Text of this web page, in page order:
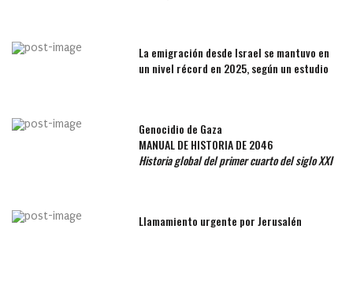
La emigración desde Israel se mantuvo en
un nivel récord en 2025, según un estudio
Genocidio de Gaza
MANUAL DE HISTORIA DE 2046
Historia global del primer cuarto del siglo XXI
Llamamiento urgente por Jerusalén